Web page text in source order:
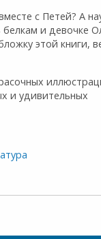
с Петей? А
и девочке
этой книги,
и удивительных